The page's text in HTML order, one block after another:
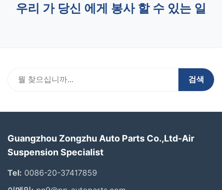
우리 가 당신 에게 봉사 할 수 있는 일
검색
Guangzhou Zongzhu Auto Parts Co.,Ltd-Air
Suspension Specialist
Tel: 0086-20-37417859